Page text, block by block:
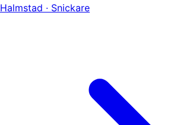
Halmstad · Snickare